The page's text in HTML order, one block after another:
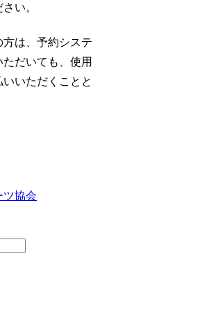
い。
方は、予約システ
だいても、使用
いただくことと
ツ協会